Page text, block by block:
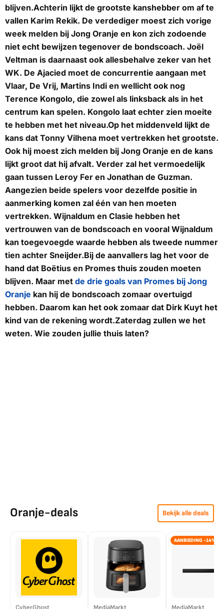
blijven.Achterin lijkt de grootste kanshebber om af te
vallen Karim Rekik. De verdediger moest zich vorige
week melden bij Jong Oranje en kon zich zodoende
niet echt bewijzen tegenover de bondscoach. Joël
Veltman is daarnaast ook allesbehalve zeker van het
WK. De Ajacied moet de concurrentie aangaan met
Vlaar, De Vrij, Martins Indi en wellicht ook nog
Terence Kongolo, die zowel als linksback als in het
centrum kan spelen. Kongolo laat echter zien moeite
te hebben met het niveau.Op het middenveld lijkt de
kans dat Tonny Vilhena moet vertrekken het grootste.
Ook hij moest zich melden bij Jong Oranje en de kans
lijkt groot dat hij afvalt. Verder zal het vermoedelijk
gaan tussen Leroy Fer en Jonathan de Guzman.
Aangezien beide spelers voor dezelfde positie in
aanmerking komen zal één van hen moeten
vertrekken. Wijnaldum en Clasie hebben het
vertrouwen van de bondscoach en vooral Wijnaldum
kan toegevoegde waarde hebben als tweede nummer
tien achter Sneijder.Bij de aanvallers lag het voor de
hand dat Boëtius en Promes thuis zouden moeten
blijven. Maar met de drie goals van Promes bij Jong
Oranje kan hij de bondscoach zomaar overtuigd
hebben. Daarom kan het ook zomaar dat Dirk Kuyt het
kind van de rekening wordt.Zaterdag zullen we het
weten. Wie zouden jullie thuis laten?
Oranje-deals Bekijk alle deals
CyberGhost MediaMarkt
AANBIEDING -14%
MediaMarkt